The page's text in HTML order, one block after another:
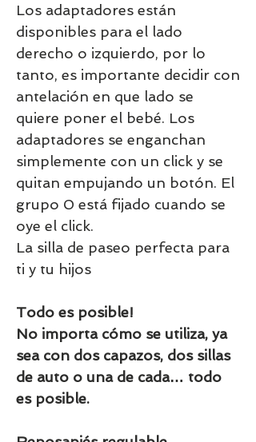
Los adaptadores están
disponibles para el lado
derecho o izquierdo, por lo
tanto, es importante decidir con
antelación en que lado se
quiere poner el bebé. Los
adaptadores se enganchan
simplemente con un click y se
quitan empujando un botón. El
grupo 0 está fijado cuando se
oye el click.
La silla de paseo perfecta para
ti y tu hijos
Todo es posible!
No importa cómo se utiliza, ya
sea con dos capazos, dos sillas
de auto o una de cada… todo
es posible.